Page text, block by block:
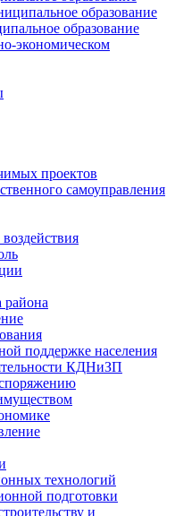
образование
образование
экономическом
проектов
самоуправления
района
поддержке населения
КДНиЗП
технологий
подготовки
и